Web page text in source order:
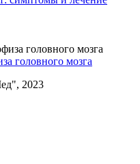
головного мозга
2023